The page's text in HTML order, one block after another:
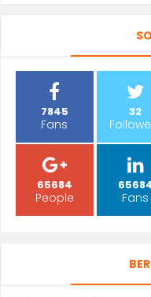
7845
Fans
32
65684
People Fans